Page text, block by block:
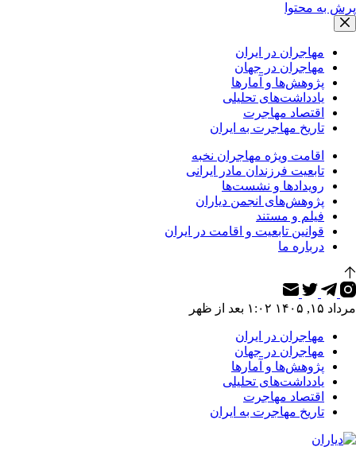
پرش به محتوا
مهاجران در ایران
مهاجران در جهان
پژوهش‌ها و آمارها
یادداشت‌های تحلیلی
اقتصاد مهاجرت
تاریخ مهاجرت به ایران
اقامت ویژه مهاجران نخبه
تابعیت فرزندان مادر ایرانی
رویدادها و نشست‌ها
پژوهش‌های انجمن دیاران
فیلم و مستند
قوانین تابعیت و اقامت در ایران
درباره ما
مرداد ۱۵, ۱۴۰۵ ۱:۰۲ بعد از ظهر
مهاجران در ایران
مهاجران در جهان
پژوهش‌ها و آمارها
یادداشت‌های تحلیلی
اقتصاد مهاجرت
تاریخ مهاجرت به ایران